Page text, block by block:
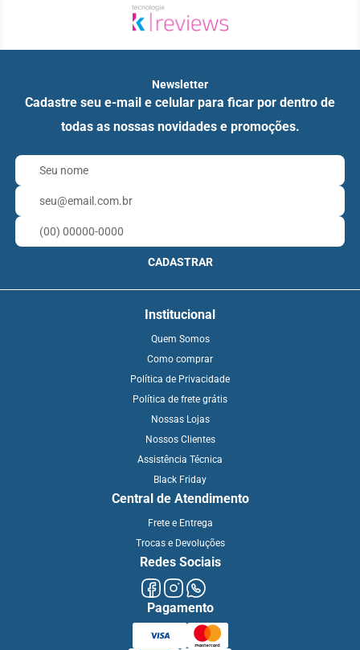
Newsletter
Cadastre seu e-mail e celular para ficar por dentro de
todas as nossas novidades e promoções.
CADASTRAR
Institucional
Quem Somos
Como comprar
Política de Privacidade
Política de frete grátis
Nossas Lojas
Nossos Clientes
Assistência Técnica
Black Friday
Central de Atendimento
Frete e Entrega
Trocas e Devoluções
Redes Sociais
Pagamento